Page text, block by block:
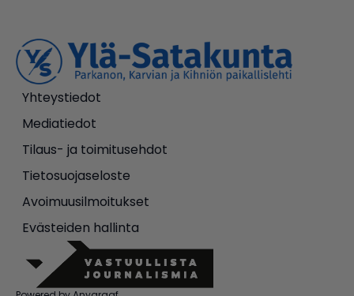
Yhteystiedot
Mediatiedot
Tilaus- ja toimitusehdot
Tietosuojaseloste
Avoimuusilmoitukset
Evästeiden hallinta